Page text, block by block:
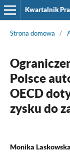
Kwartalnik
Strona domowa /
Polsce
OECD
zysku do
Monika Laskowska